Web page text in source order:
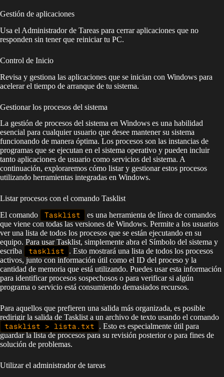
Gestión de aplicaciones
Usa el Administrador de Tareas para cerrar aplicaciones que no
responden sin tener que reiniciar tu PC.
Control de Inicio
Revisa y gestiona las aplicaciones que se inician con Windows para
acelerar el tiempo de arranque de tu sistema.
Gestionar los procesos del sistema
La gestión de procesos del sistema en Windows es una habilidad
esencial para cualquier usuario que desee mantener su sistema
funcionando de manera óptima. Los procesos son las instancias de
programas que se ejecutan en el sistema operativo y pueden incluir
tanto aplicaciones de usuario como servicios del sistema. A
continuación, exploraremos cómo listar y gestionar estos procesos
utilizando herramientas integradas en Windows.
Listar procesos con el comando Tasklist
El comando
Tasklist
es una herramienta de línea de comandos
que viene con todas las versiones de Windows. Permite a los usuarios
ver una lista de todos los procesos que se están ejecutando en su
equipo. Para usar Tasklist, simplemente abra el Símbolo del sistema y
escriba
tasklist
. Esto mostrará una lista de todos los procesos
activos, junto con información útil como el ID del proceso y la
cantidad de memoria que está utilizando. Puedes usar esta información
para identificar procesos sospechosos o para verificar si algún
programa o servicio está consumiendo demasiados recursos.
Para aquellos que prefieren una salida más organizada, es posible
redirigir la salida de Tasklist a un archivo de texto usando el comando
tasklist > lista.txt
. Esto es especialmente útil para
guardar la lista de procesos para su revisión posterior o para fines de
solución de problemas.
Utilizar el administrador de tareas